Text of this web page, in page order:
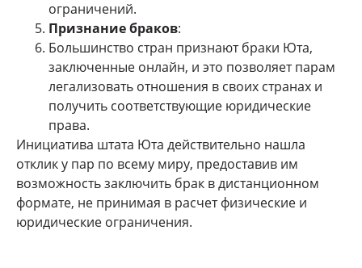
ограничений.
Признание браков:
Большинство стран признают браки Юта,
заключенные онлайн, и это позволяет парам
легализовать отношения в своих странах и
получить соответствующие юридические
права.
Инициатива штата Юта действительно нашла
отклик у пар по всему миру, предоставив им
возможность заключить брак в дистанционном
формате, не принимая в расчет физические и
юридические ограничения.